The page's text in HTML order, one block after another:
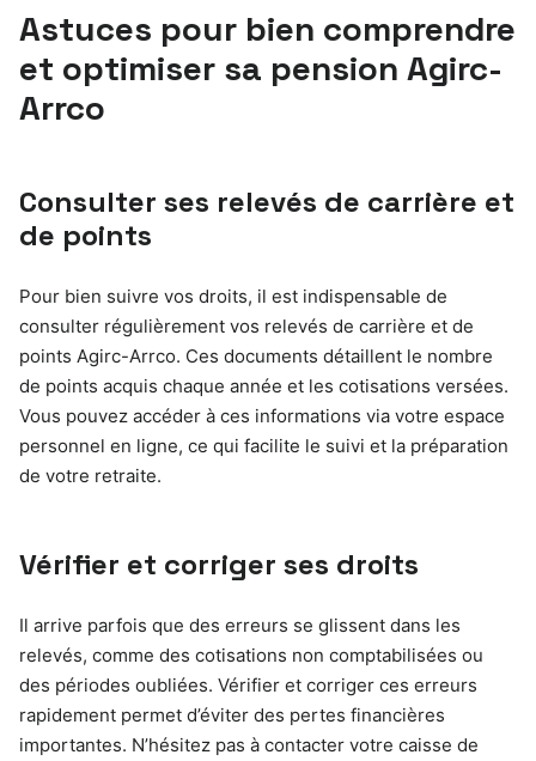
Astuces pour bien comprendre
et optimiser sa pension Agirc-
Arrco
Consulter ses relevés de carrière et
de points
Pour bien suivre vos droits, il est indispensable de
consulter régulièrement vos relevés de carrière et de
points Agirc-Arrco. Ces documents détaillent le nombre
de points acquis chaque année et les cotisations versées.
Vous pouvez accéder à ces informations via votre espace
personnel en ligne, ce qui facilite le suivi et la préparation
de votre retraite.
Vérifier et corriger ses droits
Il arrive parfois que des erreurs se glissent dans les
relevés, comme des cotisations non comptabilisées ou
des périodes oubliées. Vérifier et corriger ces erreurs
rapidement permet d’éviter des pertes financières
importantes. N’hésitez pas à contacter votre caisse de